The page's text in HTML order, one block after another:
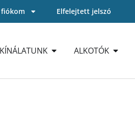
fiókom Elfelejtett jelszó
KÍNÁLATUNK ALKOTÓK